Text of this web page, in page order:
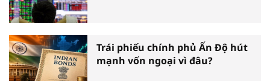
Trái phiếu chính phủ Ấn Độ hút
mạnh vốn ngoại vì đâu?